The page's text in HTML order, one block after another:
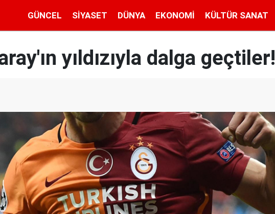
GÜNCEL SIYASET DÜNYA EKONOMI KÜLTÜR SANAT
yıldızıyla dalga geçtiler!